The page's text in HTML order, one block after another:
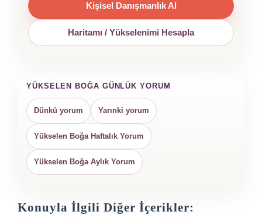
Kişisel Danışmanlık Al
Haritamı / Yükselenimi Hesapla
YÜKSELEN BOĞA GÜNLÜK YORUM
Dünkü yorum Yarınki yorum
Yükselen Boğa Haftalık Yorum
Yükselen Boğa Aylık Yorum
Konuyla İlgili Diğer İçerikler: